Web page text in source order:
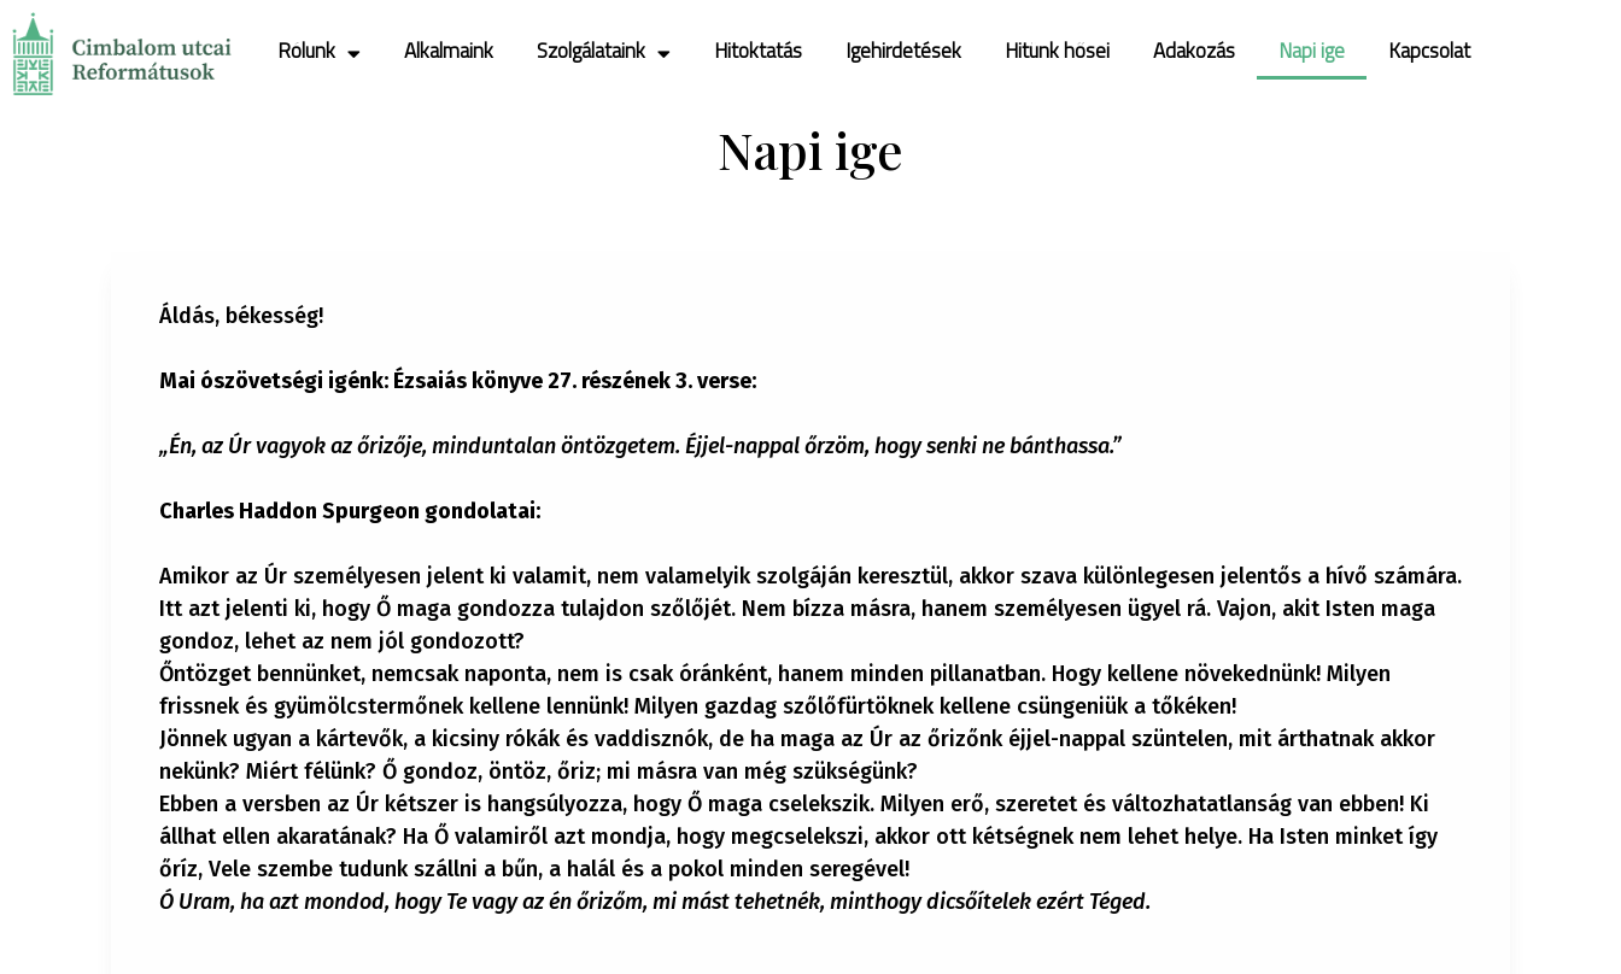
Rólunk Alkalmaink Szolgálataink Hitoktatás Igehirdetések Hitünk hősei Adakozás Napi ige Kapcsolat
Napi ige
Áldás, békesség!
Mai ószövetségi igénk: Ézsaiás könyve 27. részének 3. verse:
„Én, az Úr vagyok az őrizője, minduntalan öntözgetem. Éjjel-nappal őrzöm, hogy senki ne bánthassa.”
Charles Haddon Spurgeon gondolatai:
Amikor az Úr személyesen jelent ki valamit, nem valamelyik szolgáján keresztül, akkor szava különlegesen jelentős a hívő számára.
Itt azt jelenti ki, hogy Ő maga gondozza tulajdon szőlőjét. Nem bízza másra, hanem személyesen ügyel rá. Vajon, akit Isten maga
gondoz, lehet az nem jól gondozott?
Őntözget bennünket, nemcsak naponta, nem is csak óránként, hanem minden pillanatban. Hogy kellene növekednünk! Milyen
frissnek és gyümölcstermőnek kellene lennünk! Milyen gazdag szőlőfürtöknek kellene csüngeniük a tőkéken!
Jönnek ugyan a kártevők, a kicsiny rókák és vaddisznók, de ha maga az Úr az őrizőnk éjjel-nappal szüntelen, mit árthatnak akkor
nekünk? Miért félünk? Ő gondoz, öntöz, őriz; mi másra van még szükségünk?
Ebben a versben az Úr kétszer is hangsúlyozza, hogy Ő maga cselekszik. Milyen erő, szeretet és változhatatlanság van ebben! Ki
állhat ellen akaratának? Ha Ő valamiről azt mondja, hogy megcselekszi, akkor ott kétségnek nem lehet helye. Ha Isten minket így
őríz, Vele szembe tudunk szállni a bűn, a halál és a pokol minden seregével!
Ó Uram, ha azt mondod, hogy Te vagy az én őrizőm, mi mást tehetnék, minthogy dicsőítelek ezért Téged.